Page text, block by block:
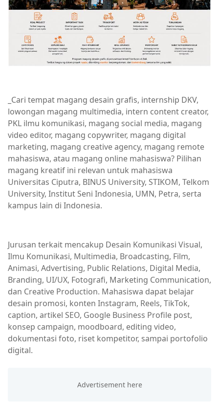
_Cari tempat magang desain grafis, internship DKV,
lowongan magang multimedia, intern content creator,
PKL ilmu komunikasi, magang social media, magang
video editor, magang copywriter, magang digital
marketing, magang creative agency, magang remote
mahasiswa, atau magang online mahasiswa? Pilihan
magang kreatif ini relevan untuk mahasiswa
Universitas Ciputra, BINUS University, STIKOM, Telkom
University, Institut Seni Indonesia, UMN, Petra, serta
kampus lain di Indonesia.
Jurusan terkait mencakup Desain Komunikasi Visual,
Ilmu Komunikasi, Multimedia, Broadcasting, Film,
Animasi, Advertising, Public Relations, Digital Media,
Branding, UI/UX, Fotografi, Marketing Communication,
dan Creative Production. Mahasiswa dapat belajar
desain promosi, konten Instagram, Reels, TikTok,
caption, artikel SEO, Google Business Profile post,
konsep campaign, moodboard, editing video,
dokumentasi foto, riset kompetitor, sampai portofolio
digital.